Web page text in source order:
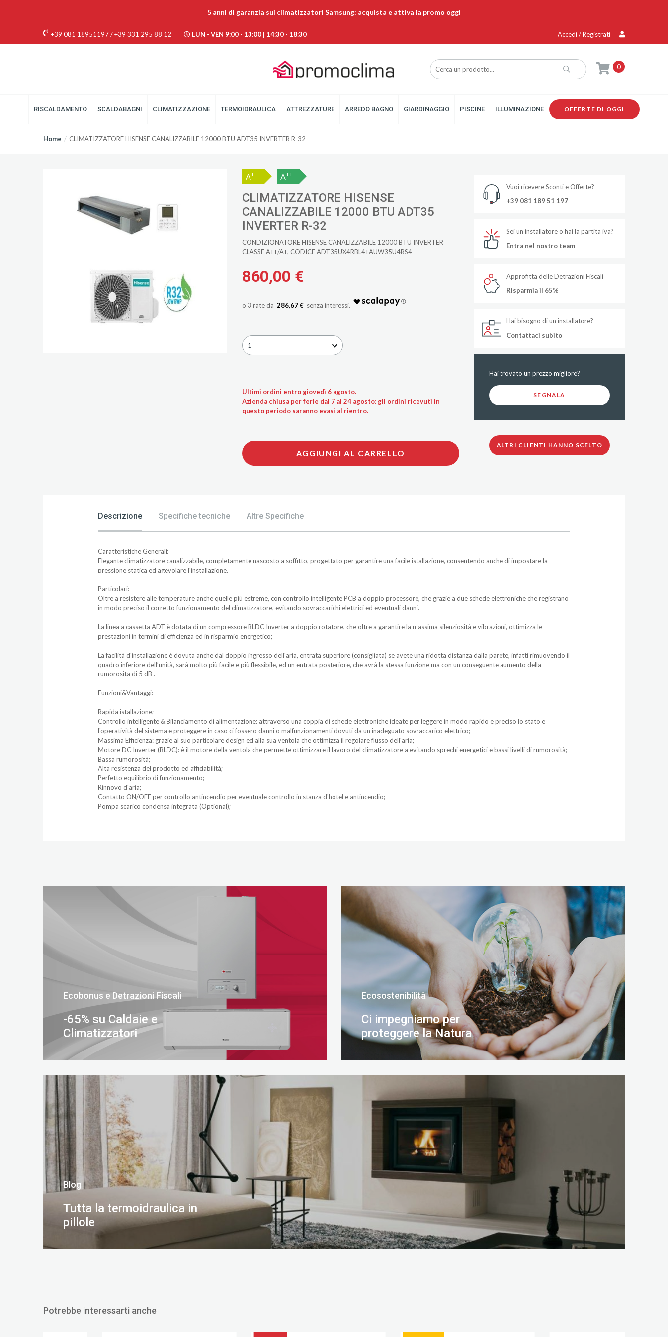
5 anni di garanzia sui climatizzatori Samsung: acquista e attiva la promo oggi
+39 081 18951197/+39 331 295 88 12 LUN - VEN 9:00 - 13:00 | 14:30 - 18:30 Accedi / Registrati
0
RISCALDAMENTO SCALDABAGNI CLIMATIZZAZIONE TERMOIDRAULICA ATTREZZATURE ARREDO BAGNO GIARDINAGGIO PISCINE ILLUMINAZIONE OFFERTE DI OGGI
Home CLIMATIZZATORE HISENSE CANALIZZABILE 12000 BTU ADT35 INVERTER R-32
A+ A++
CLIMATIZZATORE HISENSE
CANALIZZABILE 12000 BTU ADT35
INVERTER R-32
CONDIZIONATORE HISENSE CANALIZZABILE 12000 BTU INVERTER
CLASSE A++/A+, CODICE ADT35UX4RBL4+AUW35U4RS4
860,00 €
286,67 €
1
Ultimi ordini entro giovedì 6 agosto.
Azienda chiusa per ferie dal 7 al 24 agosto: gli ordini ricevuti in
questo periodo saranno evasi al rientro.
AGGIUNGI AL CARRELLO
Vuoi ricevere Sconti e Offerte?
+39 081 189 51 197
Sei un installatore o hai la partita iva?
Entra nel nostro team
Approfitta delle Detrazioni Fiscali
Risparmia il 65%
Hai bisogno di un installatore?
Contattaci subito
Hai trovato un prezzo migliore?
SEGNALA
ALTRI CLIENTI HANNO SCELTO
Descrizione Specifiche tecniche Altre Specifiche
Caratteristiche Generali:
Elegante climatizzatore canalizzabile, completamente nascosto a soffitto, progettato per garantire una facile istallazione, consentendo anche di impostare la
pressione statica ed agevolare l'installazione.
Particolari:
Oltre a resistere alle temperature anche quelle più estreme, con controllo intelligente PCB a doppio processore, che grazie a due schede elettroniche che registrano
in modo preciso il corretto funzionamento del climatizzatore, evitando sovraccarichi elettrici ed eventuali danni.
La linea a cassetta ADT è dotata di un compressore BLDC Inverter a doppio rotatore, che oltre a garantire la massima silenziosità e vibrazioni, ottimizza le
prestazioni in termini di efficienza ed in risparmio energetico;
La facilità d'installazione è dovuta anche dal doppio ingresso dell'aria, entrata superiore (consigliata) se avete una ridotta distanza dalla parete, infatti rimuovendo il
quadro inferiore dell’unità, sarà molto più facile e più flessibile, ed un entrata posteriore, che avrà la stessa funzione ma con un conseguente aumento della
rumorosita di 5 dB .
Funzioni&Vantaggi:
Rapida istallazione;
Controllo intelligente & Bilanciamento di alimentazione: attraverso una coppia di schede elettroniche ideate per leggere in modo rapido e preciso lo stato e
l'operatività del sistema e proteggere in caso ci fossero danni o malfunzionamenti dovuti da un inadeguato sovraccarico elettrico;
Massima Efficienza: grazie al suo particolare design ed alla sua ventola che ottimizza il regolare flusso dell'aria;
Motore DC Inverter (BLDC): è il motore della ventola che permette ottimizzare il lavoro del climatizzatore a evitando sprechi energetici e bassi livelli di rumorosità;
Bassa rumorosità;
Alta resistenza del prodotto ed affidabilità;
Perfetto equilibrio di funzionamento;
Rinnovo d'aria;
Contatto ON/OFF per controllo antincendio per eventuale controllo in stanza d'hotel e antincendio;
Pompa scarico condensa integrata (Optional);
Ecobonus e Detrazioni Fiscali
-65% su Caldaie e
Climatizzatori
Ecosostenibilità
Ci impegniamo per
proteggere la Natura
Blog
Tutta la termoidraulica in
pillole
Potrebbe interessarti anche